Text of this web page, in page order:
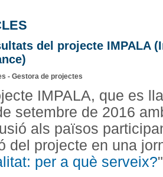
del projecte IMPALA
- Gestora de projectes
IMPALA, que es
setembre de 2016
als països
del projecte en una
per a què serveix?